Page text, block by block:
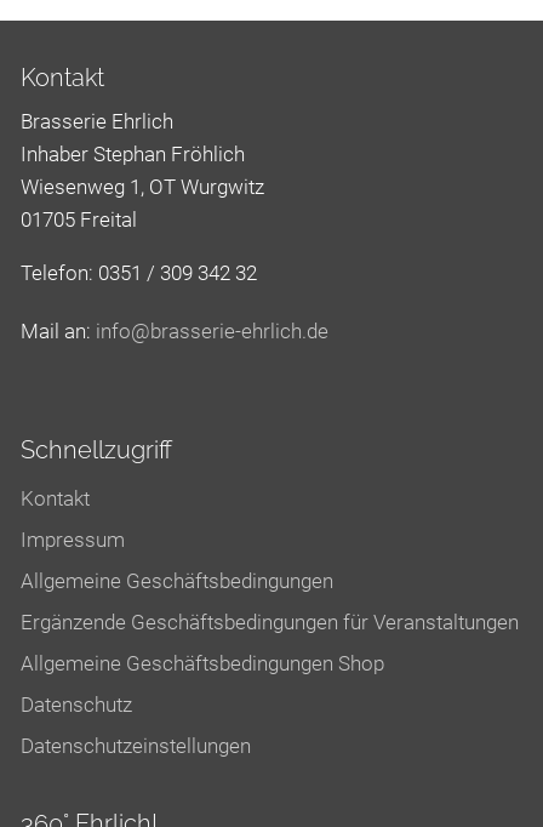
Kontakt
Brasserie Ehrlich
Inhaber Stephan Fröhlich
Wiesenweg 1, OT Wurgwitz
01705 Freital
Telefon: 0351 / 309 342 32
Mail an: nf br ss r - hrl ch d
Schnellzugriff
Kontakt
Impressum
Allgemeine Geschäftsbedingungen
Ergänzende Geschäftsbedingungen für Veranstaltungen
Allgemeine Geschäftsbedingungen Shop
Datenschutz
Datenschutzeinstellungen